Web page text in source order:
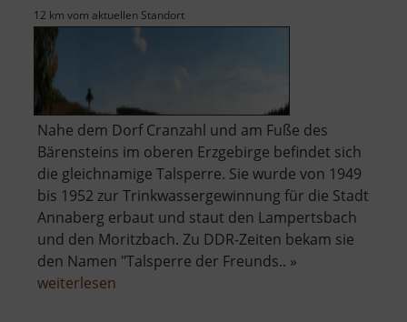
12 km vom aktuellen Standort
Nahe dem Dorf Cranzahl und am Fuße des
Bärensteins im oberen Erzgebirge befindet sich
die gleichnamige Talsperre. Sie wurde von 1949
bis 1952 zur Trinkwassergewinnung für die Stadt
Annaberg erbaut und staut den Lampertsbach
und den Moritzbach. Zu DDR-Zeiten bekam sie
den Namen "Talsperre der Freunds.. »
weiterlesen